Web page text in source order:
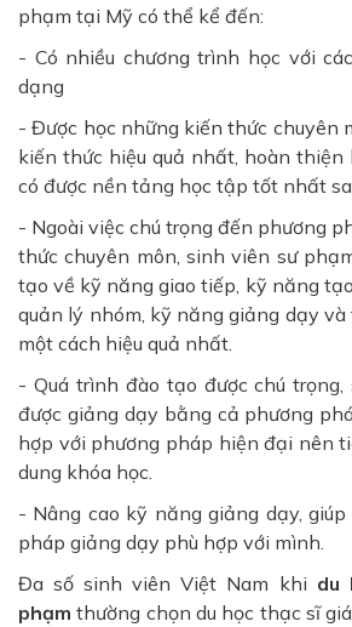
phạm tại Mỹ có thể kể đến:
- Có nhiều chương trình học với
dạng
- Được học những kiến ​​thức chuyên
kiến ​​thức hiệu quả nhất, hoàn
có được nền tảng học tập tốt nhất
- Ngoài việc chú trọng đến phương
thức chuyên môn, sinh viên sư
tạo về kỹ năng giao tiếp, kỹ năng
quản lý nhóm, kỹ năng giảng dạy
một cách hiệu quả nhất.
- Quá trình đào tạo được chú
được giảng dạy bằng cả phương
hợp với phương pháp hiện đại nên
dung khóa học.
- Nâng cao kỹ năng giảng dạy,
pháp giảng dạy phù hợp với mình.
Đa số sinh viên Việt Nam khi du
phạm thường chọn du học thạc sĩ